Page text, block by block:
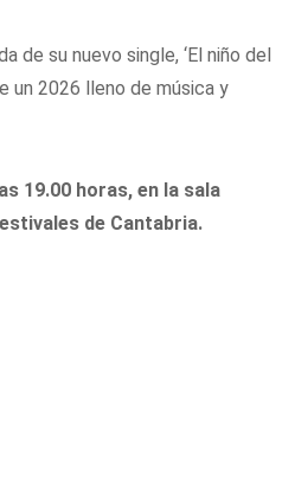
de su nuevo single, ‘El niño del
un 2026 lleno de música y
19.00 horas, en la sala
de Cantabria.